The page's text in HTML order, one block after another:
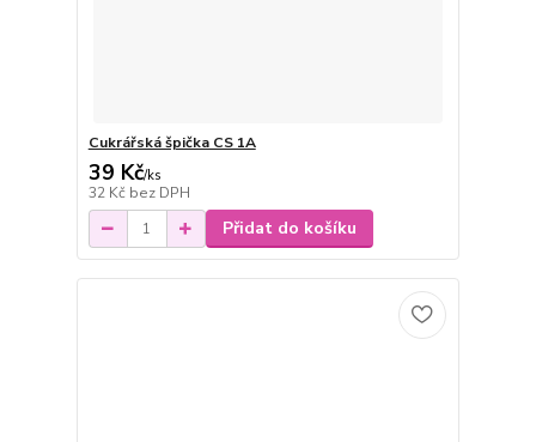
Cukrářská špička CS 1A
39 Kč/ks
32 Kč bez DPH
Přidat do košíku